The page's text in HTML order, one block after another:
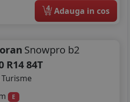
4 Adauga in cos
Snowpro b2
R14 84T
Turisme
E